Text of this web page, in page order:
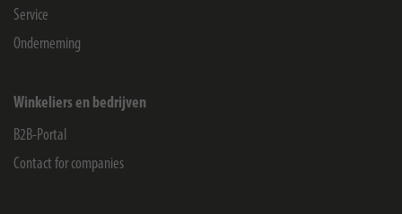
Service
Onderneming
Winkeliers en bedrijven
B2B-Portal
Contact for companies